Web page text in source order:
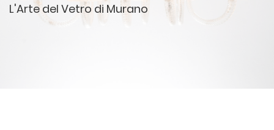
L'Arte del Vetro di Murano